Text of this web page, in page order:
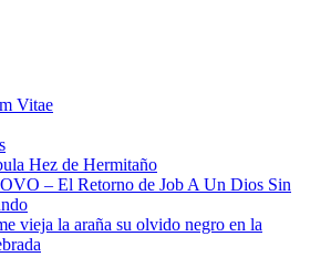
Vitae​
Hez de Hermitaño
– El Retorno de Job A Un Dios Sin
vieja la araña su olvido negro en la